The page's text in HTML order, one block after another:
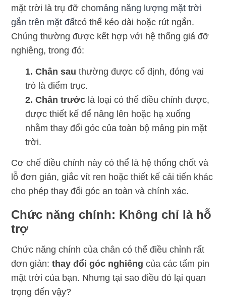
mặt trời là trụ đỡ chomảng năng lượng mặt trời
gắn trên mặt đấtcó thể kéo dài hoặc rút ngắn.
Chúng thường được kết hợp với hệ thống giá đỡ
nghiêng, trong đó:
1. Chân sau thường được cố định, đóng vai
trò là điểm trục.
2. Chân trướclà loại có thể điều chỉnh được,
được thiết kế để nâng lên hoặc hạ xuống
nhằm thay đổi góc của toàn bộ mảng pin mặt
trời.
Cơ chế điều chỉnh này có thể là hệ thống chốt và
lỗ đơn giản, giắc vít ren hoặc thiết kế cải tiến khác
cho phép thay đổi góc an toàn và chính xác.
Chức năng chính: Không chỉ là hỗ
trợ
Chức năng chính của chân có thể điều chỉnh rất
đơn giản:thay đổi góc nghiêng của các tấm pin
mặt trời của bạn. Nhưng tại sao điều đó lại quan
trọng đến vậy?